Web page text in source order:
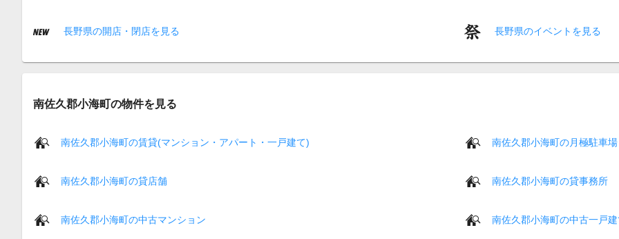
長野県の開店・閉店を見る 長野県のイベントを見る
南佐久郡小海町の物件を見る
南佐久郡小海町の賃貸(マンション・アパート・一戸建て) 南佐久郡小海町の月極駐車場
南佐久郡小海町の貸店舗 南佐久郡小海町の貸事務所
南佐久郡小海町の中古マンション 南佐久郡小海町の中古一戸建